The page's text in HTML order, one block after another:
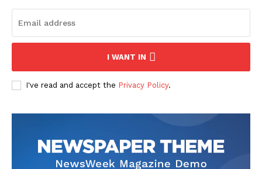
I WANT IN
I've read and accept the Privacy Policy.